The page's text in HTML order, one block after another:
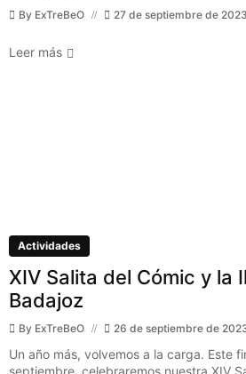
By ExTreBeO 27 de septiembre de 2023
Leer más
Actividades
XIV Salita del Cómic y la
Badajoz
By ExTreBeO 26 de septiembre de
Un año más, volvemos a la carga. Este